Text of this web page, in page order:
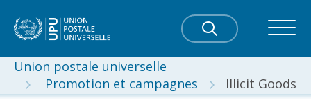
Union postale universelle
Promotion et campagnes
Illicit Goods